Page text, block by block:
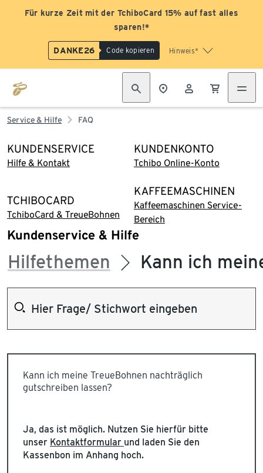
Für kurze Zeit mit der TchiboCard 15% auf fast alles
sparen!*
DANKE26 Code kopieren Hinweis*
Service & Hilfe FAQ
KUNDENSERVICE
Hilfe & Kontakt
KUNDENKONTO
Tchibo Online-Konto
TCHIBOCARD
TchiboCard & TreueBohnen
KAFFEEMASCHINEN
Kaffeemaschinen Service-
Bereich
Kundenservice & Hilfe
Hilfethemen Kann ich
Kann ich meine TreueBohnen nachträglich
gutschreiben lassen?
Ja, das ist möglich. Nutzen Sie hierfür bitte
unser Kontaktformular und laden Sie den
Kassenbon im Anhang hoch.